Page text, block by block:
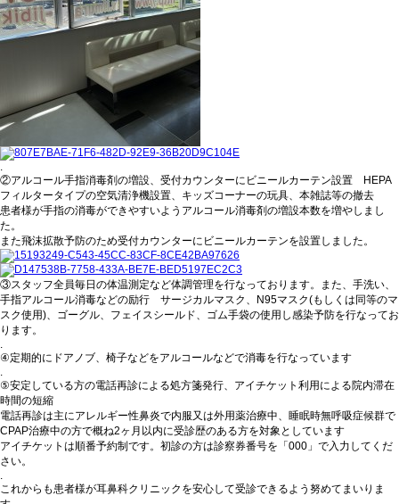
.
②アルコール手指消毒剤の増設、受付カウンターにビニールカーテン設置 HEPA
フィルタータイプの空気清浄機設置、キッズコーナーの玩具、本雑誌等の撤去
患者様が手指の消毒ができやすいようアルコール消毒剤の増設本数を増やしまし
た。
また飛沫拡散予防のため受付カウンターにビニールカーテンを設置しました。
③スタッフ全員毎日の体温測定など体調管理を行なっております。また、手洗い、
手指アルコール消毒などの励行 サージカルマスク、N95マスク(もしくは同等のマ
スク使用)、ゴーグル、フェイスシールド、ゴム手袋の使用し感染予防を行なってお
ります。
.
④定期的にドアノブ、椅子などをアルコールなどで消毒を行なっています
.
⑤安定している方の電話再診による処方箋発行、アイチケット利用による院内滞在
時間の短縮
電話再診は主にアレルギー性鼻炎で内服又は外用薬治療中、睡眠時無呼吸症候群で
CPAP治療中の方で概ね2ヶ月以内に受診歴のある方を対象としています
アイチケットは順番予約制です。初診の方は診察券番号を「000」で入力してくだ
さい。
.
これからも患者様が耳鼻科クリニックを安心して受診できるよう努めてまいりま